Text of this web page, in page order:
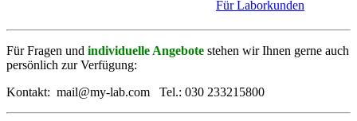
Für Laborkunden
Für Fragen und individuelle Angebote stehen wir Ihnen gerne auch
persönlich zur Verfügung:
Kontakt: mail@my-lab.com Tel.: 030 233215800